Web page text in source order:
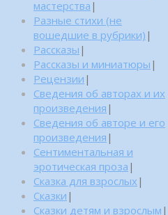
мастерства |
Разные стихи (не
вошедшие в рубрики) |
Рассказы |
Рассказы и миниатюры |
Рецензии |
Сведения об авторах и их
произведения |
Сведения об авторе и его
произведения |
Сентиментальная и
эротическая проза |
Сказка для взрослых |
Сказки |
Сказки детям и взрослым |